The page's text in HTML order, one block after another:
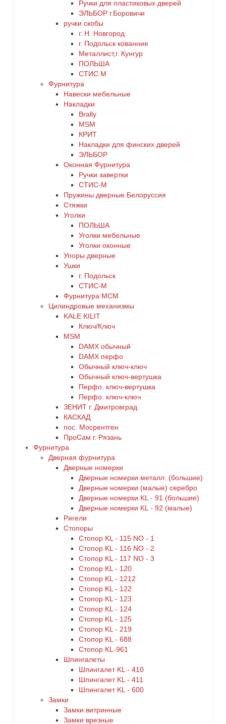
Ручки для пластиковых дверей
ЭЛЬБОР г.Боровичи
ручки скобы
г. Н. Новгород
г. Подольск кованние
Металлист,г. Кунгур
ПОЛЬША
СТИС М
Фурнитура
Навески мебельные
Накладки
Brally
MSM
КРИТ
Накладки для финских дверей
ЭЛЬБОР
Оконная Фурнитура
Ручки завертки
СТИС-М
Пружины дверные Белоруссия
Стяжки
Уголки
ПОЛЬША
Уголки мебельные
Уголки оконные
Упоры дверные
Ушки
г. Подольск
СТИС-М
Фурнитура МСМ
Цилиндровые механизмы
KALE KILIT
Ключ/Ключ
MSM
DАMX обычный
DАMX перфо
Oбычный ключ-ключ
Обычный ключ-вертушка
Перфо. ключ-вертушка
Перфо. ключ-ключ
ЗЕНИТ г. Дмитровград
КАСКАД
пос. Мосрентген
ПроСам г. Рязань
Фурнитура
Дверная фурнитура
Дверные номерки
Дверные номерки металл. (большие)
Дверные номерки (малые) серебро
Дверные номерки KL - 91 (большие)
Дверные номерки KL - 92 (малые)
Ригели
Стопоры
Стопор KL - 115 NO - 1
Стопор KL - 116 NO - 2
Стопор KL - 117 NO - 3
Стопор KL - 120
Стопор KL - 1212
Стопор KL - 122
Стопор KL - 123
Стопор KL - 124
Стопор KL - 125
Стопор KL - 219
Стопор KL - 688
Стопор KL-961
Шпингалеты
Шпингалет KL - 410
Шпингалет KL - 411
Шпингалет KL - 600
Замки
Замки витринные
Замки врезные